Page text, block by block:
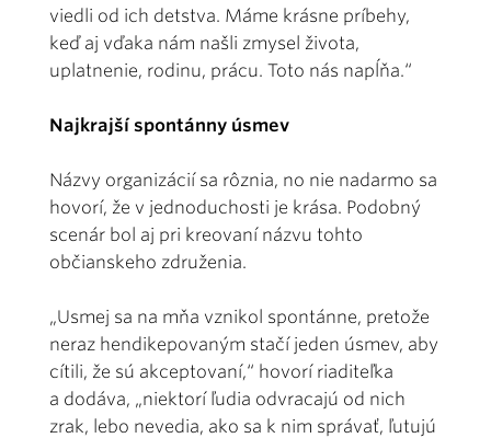
viedli od ich detstva. Máme krásne príbehy,
keď aj vďaka nám našli zmysel života,
uplatnenie, rodinu, prácu. Toto nás napĺňa.“
Najkrajší spontánny úsmev
Názvy organizácií sa rôznia, no nie nadarmo sa
hovorí, že v jednoduchosti je krása. Podobný
scenár bol aj pri kreovaní názvu tohto
občianskeho združenia.
„Usmej sa na mňa vznikol spontánne, pretože
neraz hendikepovaným stačí jeden úsmev, aby
cítili, že sú akceptovaní,“ hovorí riaditeľka
a dodáva, „niektorí ľudia odvracajú od nich
zrak, lebo nevedia, ako sa k nim správať, ľutujú